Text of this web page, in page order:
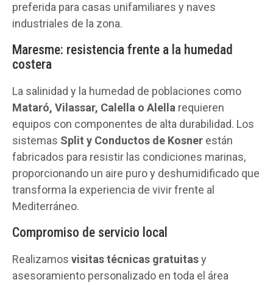
preferida para casas unifamiliares y naves
industriales de la zona.
Maresme: resistencia frente a la humedad
costera
La salinidad y la humedad de poblaciones como
Mataró, Vilassar, Calella o Alella requieren
equipos con componentes de alta durabilidad. Los
sistemas Split y Conductos de Kosner están
fabricados para resistir las condiciones marinas,
proporcionando un aire puro y deshumidificado que
transforma la experiencia de vivir frente al
Mediterráneo.
Compromiso de servicio local
Realizamos visitas técnicas gratuitasy
asesoramiento personalizado en toda el área